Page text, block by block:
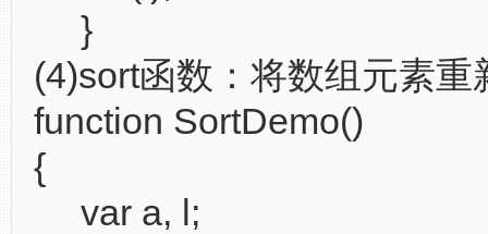
}
(4)sort函数：将数组元素重
function SortDemo()
{
var a, l;